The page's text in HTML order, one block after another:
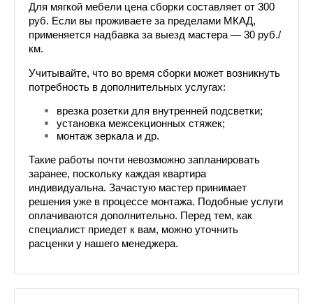
Для мягкой мебели цена сборки составляет от 300
руб. Если вы проживаете за пределами МКАД,
применяется надбавка за выезд мастера — 30 руб./
км.
Учитывайте, что во время сборки может возникнуть
потребность в дополнительных услугах:
врезка розетки для внутренней подсветки;
установка межсекционных стяжек;
монтаж зеркала и др.
Такие работы почти невозможно запланировать
заранее, поскольку каждая квартира
индивидуальна. Зачастую мастер принимает
решения уже в процессе монтажа. Подобные услуги
оплачиваются дополнительно. Перед тем, как
специалист приедет к вам, можно уточнить
расценки у нашего менеджера.